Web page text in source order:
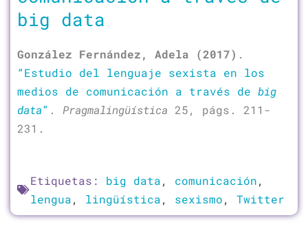
big data
González Fernández, Adela (2017) .
“Estudio del lenguaje sexista en los
medios de comunicación a través de big
data” . Pragmalingüística 25, págs. 211-
231.
Etiquetas: big data, comunicación,
lengua, lingüística, sexismo, Twitter